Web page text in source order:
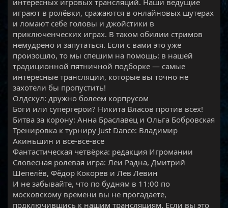
интересных игровых трансляций. Наши ведущие
играют в ролёвки, сражаются в онлайновых шутерах
и ломают себе головы и джойстики в
приключенческих играх. В таком обилии стримов
немудрено и запутаться. Если с вами это уже
произошло, то мы спешим на помощь: в нашей
традиционной пятничной подборке — самые
интересные трансляции, которые вы точно не
захотели бы пропустить!
Олдскул: дружно болеем корпрусом
Боги или супергерои? Никита Власов против всех!
Битва за корону: Анна Браславец и Ольга Бобровская
Тренировка к турниру Just Dance: Владимир
Акиньшин и все-все-все
Фантастическая четвёрка: редакция Игромании
Словесная ролевая игра: Леи Радна, Дмитрий
Шепелёв, Фёдор Кокорев и Лев Левин
И не забывайте, что по будням в 11:00 по
московскому времени вы не прогадаете,
подключившись к нашим трансляциям. Если вы это